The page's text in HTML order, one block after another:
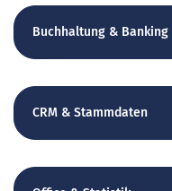
Buchhaltung & Banking
CRM & Stammdaten